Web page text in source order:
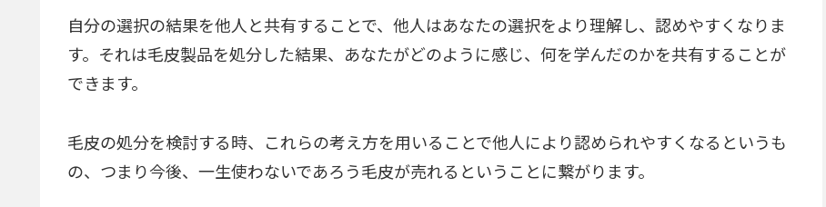
自分の選択の結果を他人と共有することで、他人はあなたの選択をより理解し、認めやすくなりま
す。それは毛皮製品を処分した結果、あなたがどのように感じ、何を学んだのかを共有することが
できます。
毛皮の処分を検討する時、これらの考え方を用いることで他人により認められやすくなるというも
の、つまり今後、一生使わないであろう毛皮が売れるということに繋がります。